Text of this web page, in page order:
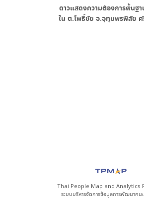
ดาวแสดงความต้องการพื้นฐา
ใน ต.โพธิ์ชัย อ.อุทุมพรพิสัย ศ
Thai People Map and Analytics
ระบบบริหารจัดการข้อมูลการพัฒนาคน